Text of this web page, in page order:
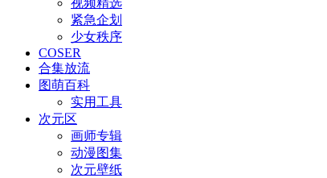
视频精选
紧急企划
少女秩序
COSER
合集放流
图萌百科
实用工具
次元区
画师专辑
动漫图集
次元壁纸